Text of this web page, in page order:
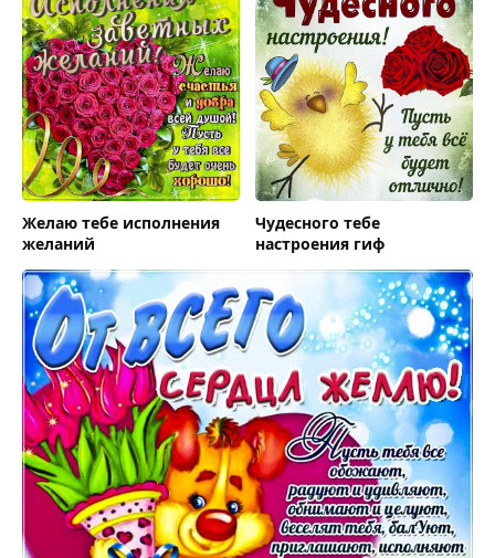
Желаю тебе исполнения
желаний
Чудесного тебе
настроения гиф